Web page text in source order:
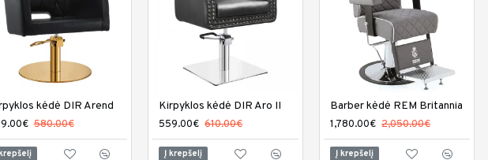
kėdė DIR Arend
580.00€
Kirpyklos kėdė DIR Aro II
559.00€ 610.00€
Į krepšelį
Kirpyklos kėdė DIR Bellano
559.00€ 610.00€
Į krepšelį
Barber kėdė REM Britannia
1,780.00€ 2,050.00€
Į krepšelį